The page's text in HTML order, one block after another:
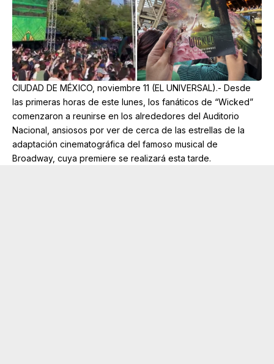
CIUDAD DE MÉXICO, noviembre 11 (EL UNIVERSAL).- Desde
las primeras horas de este lunes, los fanáticos de “Wicked”
comenzaron a reunirse en los alrededores del Auditorio
Nacional, ansiosos por ver de cerca de las estrellas de la
adaptación cinematográfica del famoso musical de
Broadway, cuya premiere se realizará esta tarde.